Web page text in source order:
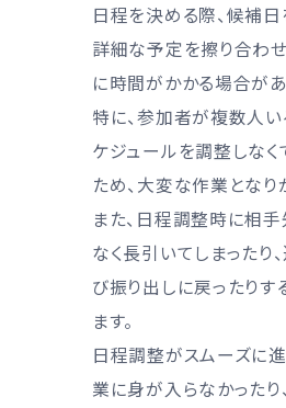
日程を決める際、候補日
詳細な予定を擦り合わ
に時間がかかる場合があ
特に、参加者が複数人い
ケジュールを調整しな
ため、大変な作業となり
また、日程調整時に相
なく長引いてしまったり
び振り出しに戻ったりす
ます。
日程調整がスムーズに進
業に身が入らなかったり